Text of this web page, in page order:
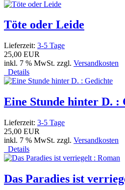
Töte oder Leide
Lieferzeit: 3-5 Tage
25,00 EUR
inkl. 7 % MwSt. zzgl. Versandkosten
Details
Eine Stunde hinter D. :
Lieferzeit: 3-5 Tage
25,00 EUR
inkl. 7 % MwSt. zzgl. Versandkosten
Details
Das Paradies ist